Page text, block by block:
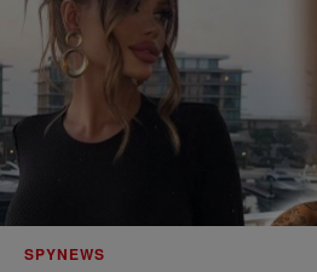
SPYNEWS